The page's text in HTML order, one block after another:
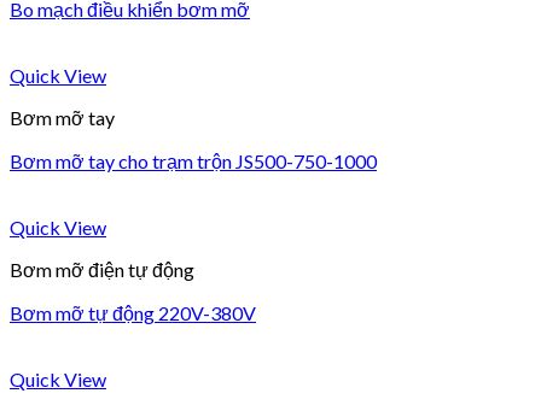
Bo mạch điều khiển bơm mỡ
Quick View
Bơm mỡ tay
Bơm mỡ tay cho trạm trộn JS500-750-1000
Quick View
Bơm mỡ điện tự động
Bơm mỡ tự động 220V-380V
Quick View